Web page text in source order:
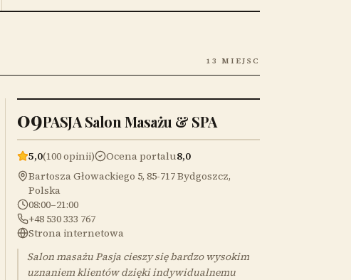
13 MIEJSC
09PASJA Salon Masażu & SPA
5,0(100 opinii) Ocena portalu8,0
Bartosza Głowackiego 5, 85-717 Bydgoszcz,
Polska
08:00–21:00
+48 530 333 767
Strona internetowa
Salon masażu Pasja cieszy się bardzo wysokim
uznaniem klientów dzięki indywidualnemu